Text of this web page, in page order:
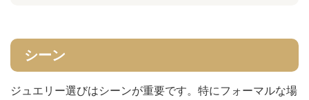
シーン
ジュエリー選びはシーンが重要です。特にフォーマルな場